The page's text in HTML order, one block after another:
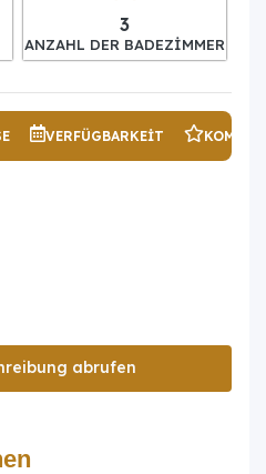
3
ANZAHL DER BADEZIMMER
VERFÜGBARKEIT
abrufen